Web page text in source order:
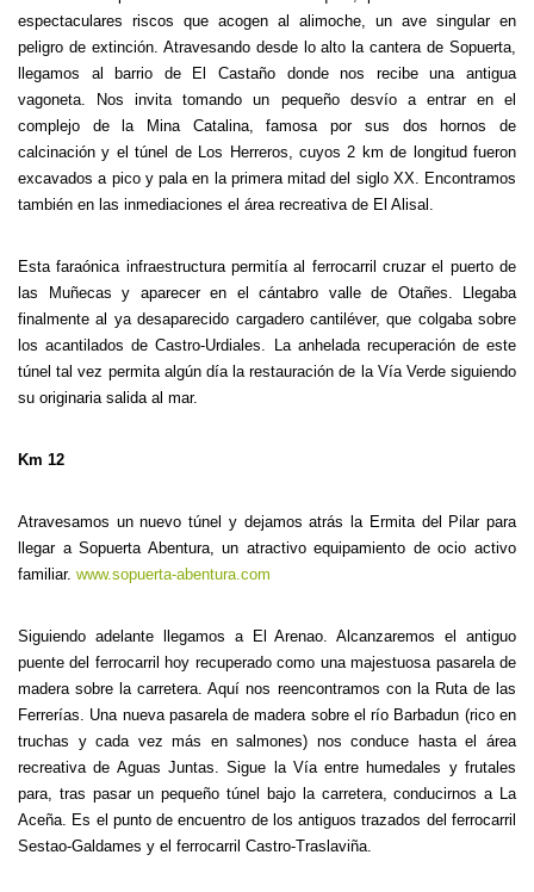
espectaculares riscos que acogen al alimoche, un ave singular en
peligro de extinción. Atravesando desde lo alto la cantera de Sopuerta,
llegamos al barrio de El Castaño donde nos recibe una antigua
vagoneta. Nos invita tomando un pequeño desvío a entrar en el
complejo de la Mina Catalina, famosa por sus dos hornos de
calcinación y el túnel de Los Herreros, cuyos 2 km de longitud fueron
excavados a pico y pala en la primera mitad del siglo XX. Encontramos
también en las inmediaciones el área recreativa de El Alisal.
Esta faraónica infraestructura permitía al ferrocarril cruzar el puerto de
las Muñecas y aparecer en el cántabro valle de Otañes. Llegaba
finalmente al ya desaparecido cargadero cantiléver, que colgaba sobre
los acantilados de Castro-Urdiales. La anhelada recuperación de este
túnel tal vez permita algún día la restauración de la Vía Verde siguiendo
su originaria salida al mar.
Km 12
Atravesamos un nuevo túnel y dejamos atrás la Ermita del Pilar para
llegar a Sopuerta Abentura, un atractivo equipamiento de ocio activo
familiar. www.sopuerta-abentura.com
Siguiendo adelante llegamos a El Arenao. Alcanzaremos el antiguo
puente del ferrocarril hoy recuperado como una majestuosa pasarela de
madera sobre la carretera. Aquí nos reencontramos con la Ruta de las
Ferrerías. Una nueva pasarela de madera sobre el río Barbadun (rico en
truchas y cada vez más en salmones) nos conduce hasta el área
recreativa de Aguas Juntas. Sigue la Vía entre humedales y frutales
para, tras pasar un pequeño túnel bajo la carretera, conducirnos a La
Aceña. Es el punto de encuentro de los antiguos trazados del ferrocarril
Sestao-Galdames y el ferrocarril Castro-Traslaviña.